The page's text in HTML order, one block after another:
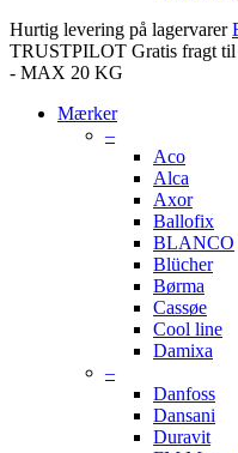
Hurtig levering på lagervarer
TRUSTPILOT Gratis fragt
- MAX 20 KG
Mærker
–
Aco
Alca
Axor
Ballofix
BLANCO
Blücher
Børma
Cassøe
Cool line
Damixa
–
Danfoss
Dansani
Duravit